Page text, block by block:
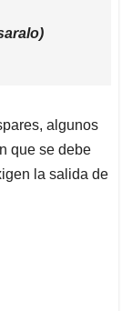
algunos
que se debe
la salida de